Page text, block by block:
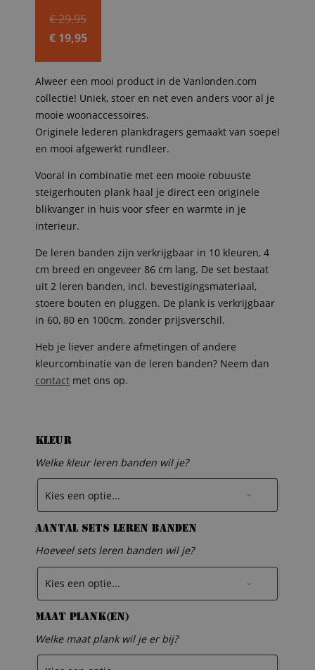
€29,95Oorspronkelijke
prijs
€ 29,95.
€ 19,95
is:
€ 19,95.
Alweer een mooi product in de Vanlonden.com
collectie! Uniek, stoer en net even anders voor al je
mooie woonaccessoires.
Originele lederen plankdragers gemaakt van soepel
en mooi afgewerkt rundleer.
Vooral in combinatie met een mooie robuuste
steigerhouten plank haal je direct een originele
blikvanger in huis voor sfeer en warmte in je
interieur.
De leren banden zijn verkrijgbaar in 10 kleuren, 4
cm breed en ongeveer 86 cm lang. De set bestaat
uit 2 leren banden, incl. bevestigingsmateriaal,
stoere bouten en pluggen. De plank is verkrijgbaar
in 60, 80 en 100cm. zonder prijsverschil.
Heb je liever andere afmetingen of andere
kleurcombinatie van de leren banden? Neem dan
contact met ons op.
Kleur
Welke kleur leren banden wil je?
Aantal sets leren banden
Hoeveel sets leren banden wil je?
Maat plank(en)
Welke maat plank wil je er bij?